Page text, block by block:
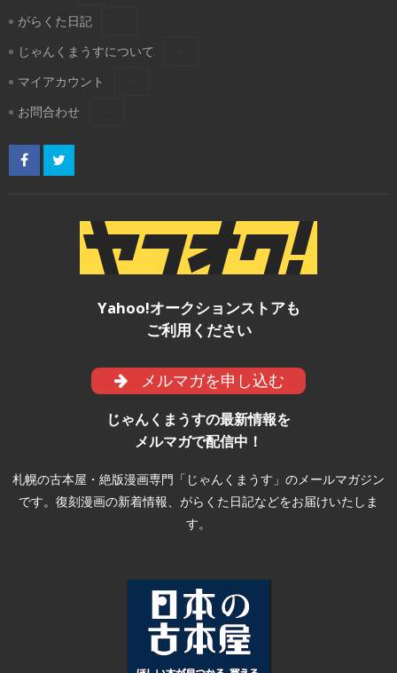
がらくた日記
じゃんくまうすについて
マイアカウント
お問合わせ
Yahoo!オークションストアも
ご利用ください
メルマガを申し込む
じゃんくまうすの最新情報を
メルマガで配信中！
札幌の古本屋・絶版漫画専門「じゃんくまうす」のメールマガジン
です。復刻漫画の新着情報、がらくた日記などをお届けいたしま
す。